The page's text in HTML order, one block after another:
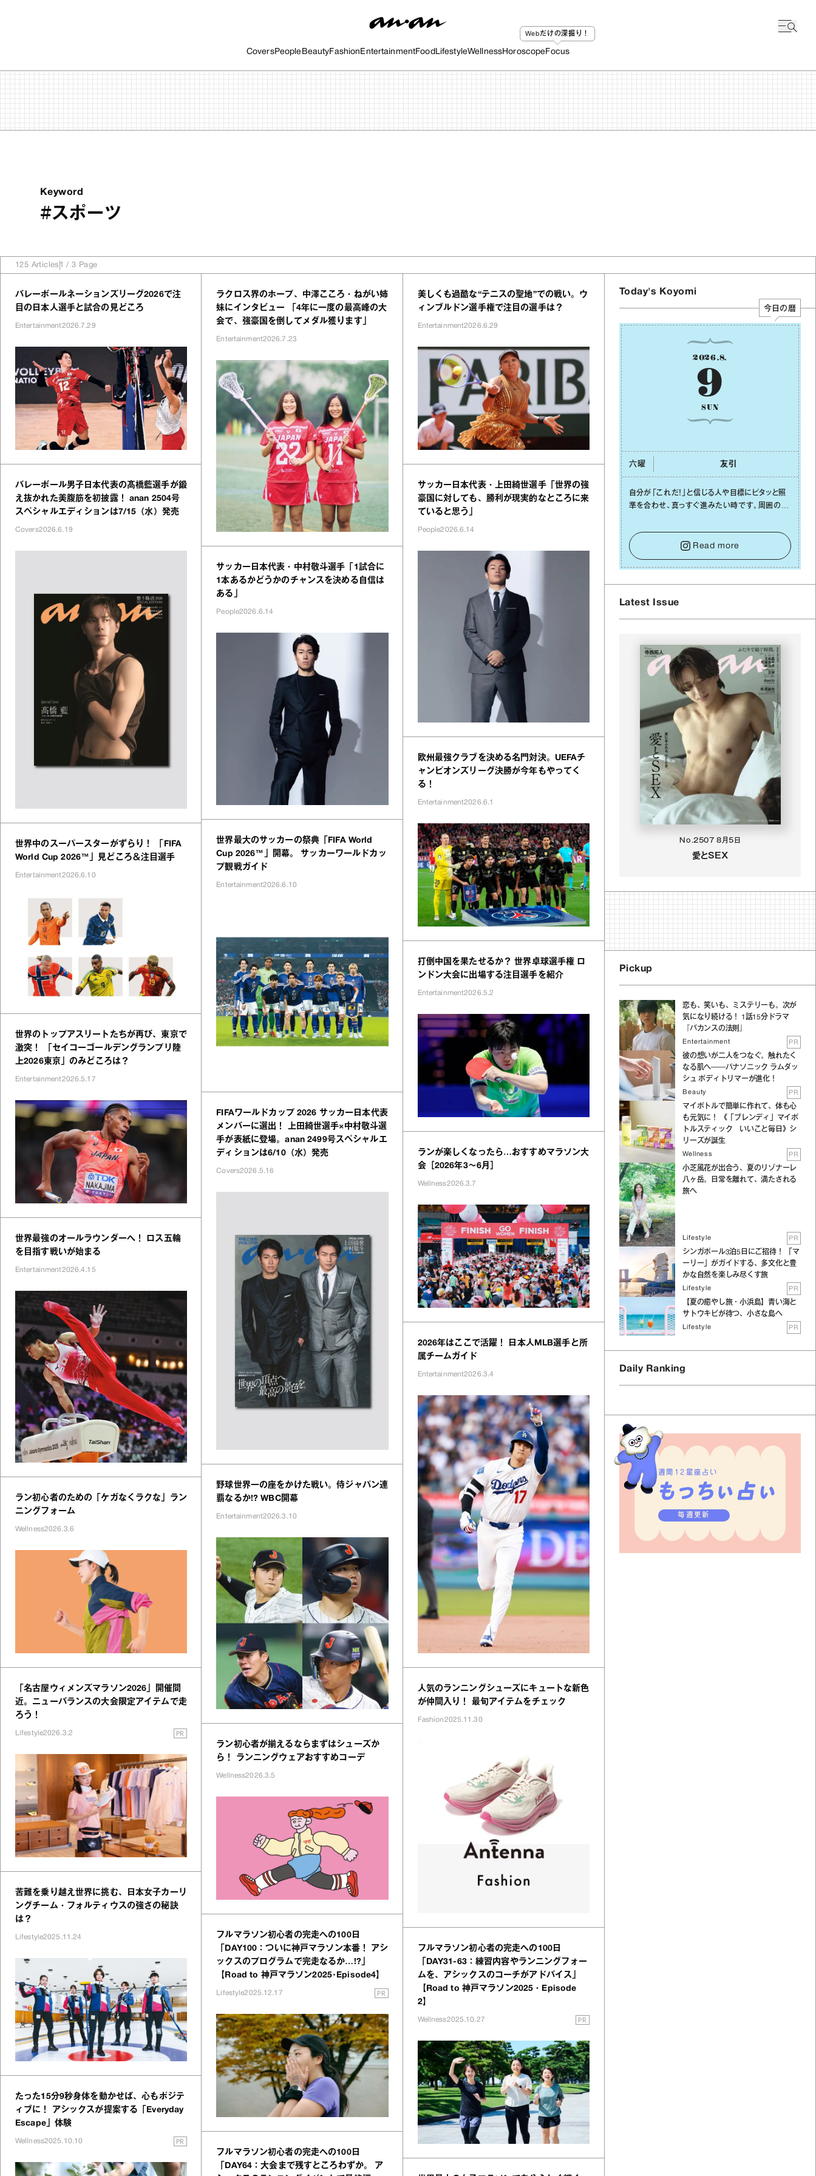
CoversPeople BeautyFashion EntertainmentFood LifestyleWellnessHoroscope
Webだけの深掘り！
Focus
Keyword
#スポーツ
125 Articles 1 /3 Page
バレーボールネーションズリーグ2026で注
目の日本人選手と試合の見どころ
Entertainment2026.7.29
バレーボール男子日本代表の髙橋藍選手が鍛
え抜かれた美腹筋を初披露！ anan 2504号
スペシャルエディションは7/15（水）発売
Covers2026.6.19
世界中のスーパースターがずらり！ 「FIFA
World Cup 2026™」見どころ＆注目選手
Entertainment2026.6.10
世界のトップアスリートたちが再び、東京で
激突！ 「セイコーゴールデングランプリ陸
上2026東京」のみどころは？
Entertainment2026.5.17
世界最強のオールラウンダーへ！ ロス五輪
を目指す戦いが始まる
Entertainment2026.4.15
ラン初心者のための「ケガなくラクな」ラン
ニングフォーム
Wellness2026.3.6
「名古屋ウィメンズマラソン2026」開催間
近。ニューバランスの大会限定アイテムで走
ろう！
Lifestyle2026.3.2 PR
苦難を乗り越え世界に挑む、日本女子カーリ
ングチーム・フォルティウスの強さの秘訣
は？
Lifestyle2025.11.24
たった15分9秒身体を動かせば、心もポジテ
ィブに！ アシックスが提案する「Everyday
Escape」体験
Wellness2025.10.10 PR
ラクロス界のホープ、中澤こころ・ねがい姉
妹にインタビュー 「4年に一度の最高峰の大
会で、強豪国を倒してメダル獲ります」
Entertainment2026.7.23
サッカー日本代表・中村敬斗選手「1試合に
1本あるかどうかのチャンスを決める自信は
ある」
People2026.6.14
世界最大のサッカーの祭典「FIFA World
Cup 2026™」開幕。 サッカーワールドカッ
プ観戦ガイド
Entertainment2026.6.10
FIFAワールドカップ 2026 サッカー日本代表
メンバーに選出！ 上田綺世選手×中村敬斗選
手が表紙に登場。anan 2499号スペシャルエ
ディションは6/10（水）発売
Covers2026.5.16
野球世界一の座をかけた戦い。侍ジャパン連
覇なるか!? WBC開幕
Entertainment2026.3.10
ラン初心者が揃えるならまずはシューズか
ら！ ランニングウェアおすすめコーデ
Wellness2026.3.5
フルマラソン初心者の完走への100日
「DAY100：ついに神戸マラソン本番！ アシ
ックスのプログラムで完走なるか…!?」
【Road to 神戸マラソン2025･Episode4】
Lifestyle2025.12.17 PR
フルマラソン初心者の完走への100日
「DAY64：大会まで残すところわずか。 ア
美しくも過酷な“テニスの聖地”での戦い。ウ
ィンブルドン選手権で注目の選手は？
Entertainment2026.6.29
サッカー日本代表・上田綺世選手「世界の強
豪国に対しても、勝利が現実的なところに来
ていると思う」
People2026.6.14
欧州最強クラブを決める名門対決。UEFAチ
ャンピオンズリーグ決勝が今年もやってく
る！
Entertainment2026.6.1
打倒中国を果たせるか？ 世界卓球選手権 ロ
ンドン大会に出場する注目選手を紹介
Entertainment2026.5.2
ランが楽しくなったら…おすすめマラソン大
会［2026年3〜6月］
Wellness2026.3.7
2026年はここで活躍！ 日本人MLB選手と所
属チームガイド
Entertainment2026.3.4
人気のランニングシューズにキュートな新色
が仲間入り！ 最旬アイテムをチェック
Fashion2025.11.30
フルマラソン初心者の完走への100日
「DAY31-63：練習内容やランニングフォー
ムを、アシックスのコーチがアドバイス」
【Road to 神戸マラソン2025・Episode
2】
Wellness2025.10.27 PR
Today's Koyomi
今日の暦
2026.8.
9
SUN
六曜 友引
⾃分が「これだ！」と信じる⼈や⽬標にピタッと照
準を合わせ、真っすぐ進みたい時です。周囲の環
ても、あれこれ迷う必要はありません。余計なノ
イズをそっと⼿放し、⽬の前のことに集中しましょ
う。そのブレない決意が、あなたにとって有意義
で安定した成果を引き寄せます。
Read more
Latest Issue
No.2507 8月5日
愛とSEX
Pickup
恋も、笑いも、ミステリーも。次が
気になり続ける！ 1話15分ドラマ
『バカンスの法則』
Entertainment PR
彼の想いが二人をつなぐ。触れたく
なる肌へ──パナソニック ラムダッ
シュ ボディトリマーが進化！
Beauty PR
マイボトルで簡単に作れて、体も心
も元気に！ 《「ブレンディ」マイボ
トルスティック いいこと毎日》シ
リーズが誕生
Wellness PR
小芝風花が出合う、夏のリゾナーレ
八ヶ岳。日常を離れて、満たされる
旅へ
Lifestyle PR
シンガポール3泊5日にご招待！ 「マ
ーリー」がガイドする、多文化と豊
かな自然を楽しみ尽くす旅
Lifestyle PR
【夏の癒やし旅・小浜島】青い海と
サトウキビが待つ、小さな島へ
Lifestyle PR
Daily Ranking
週間12星座占い
毎週更新